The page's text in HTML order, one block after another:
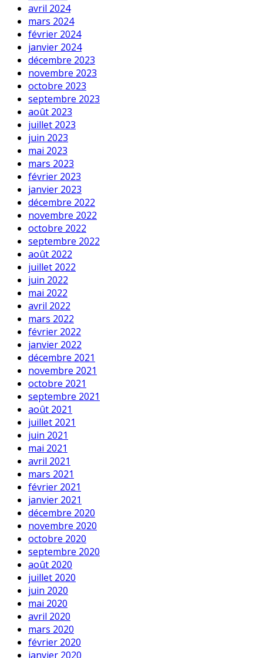
avril 2024
mars 2024
février 2024
janvier 2024
décembre 2023
novembre 2023
octobre 2023
septembre 2023
août 2023
juillet 2023
juin 2023
mai 2023
mars 2023
février 2023
janvier 2023
décembre 2022
novembre 2022
octobre 2022
septembre 2022
août 2022
juillet 2022
juin 2022
mai 2022
avril 2022
mars 2022
février 2022
janvier 2022
décembre 2021
novembre 2021
octobre 2021
septembre 2021
août 2021
juillet 2021
juin 2021
mai 2021
avril 2021
mars 2021
février 2021
janvier 2021
décembre 2020
novembre 2020
octobre 2020
septembre 2020
août 2020
juillet 2020
juin 2020
mai 2020
avril 2020
mars 2020
février 2020
janvier 2020